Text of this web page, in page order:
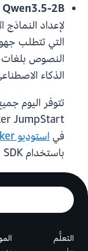
Qwen3.5-2B
لإعداد
التي تتطلب
النصوص بلغات
الذكاء
فياستوديو Amazon SageMaker
باستخدام SageMaker Python SDK.
التعلُّم